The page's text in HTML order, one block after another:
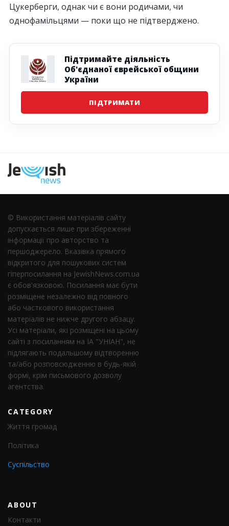
Цукерберги, однак чи є вони родичами, чи
однофамільцями — поки що не підтверджено.
Підтримайте діяльність
Об'єднаної єврейської общини
України
ПІДТРИМАТИ
© Використання матеріалів сайту
допускається лише при збереженні
інформації про авторство та
першоджерело. Вказівка ​​прямого
відкритого для пошукових систем
гіперпосилання на JewishNews.com.ua
є обов'язковою. Посилання має бути
розміщене незалежно від повного
або часткового використання
матеріалів не нижче другого абзацу.
Усі матеріали, які розміщені на цьому
сайті з посиланням на ІА "УНІАН", не
підлягають подальшому відтворенню
та/або розповсюдженню в будь-якій
формі, крім письмового дозволу
агентства.
CATEGORY
Життя громад
Політика
Суспільство
ABOUT
Контакти